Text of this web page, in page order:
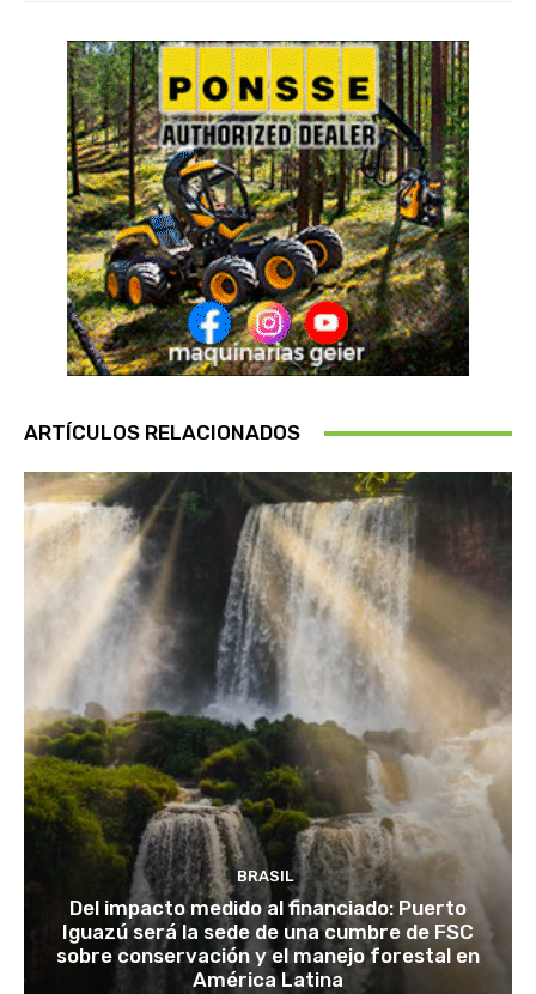
ARTÍCULOS RELACIONADOS
BRASIL
Del impacto medido al financiado: Puerto
Iguazú será la sede de una cumbre de FSC
sobre conservación y el manejo forestal en
América Latina